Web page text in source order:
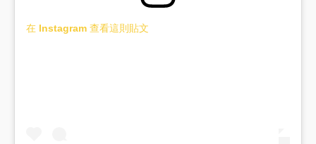
在 Instagram 查看這則貼文